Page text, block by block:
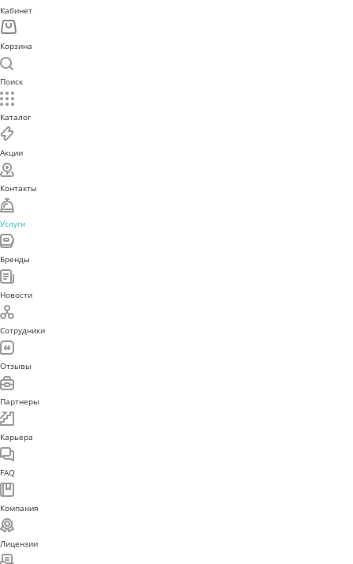
Кабинет
Корзина
Поиск
Каталог
Акции
Контакты
Услуги
Бренды
Новости
Сотрудники
Отзывы
Партнеры
Карьера
FAQ
Компания
Лицензии